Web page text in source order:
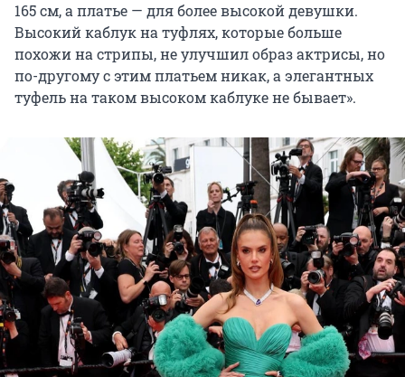
165 см, а платье — для более высокой девушки.
Высокий каблук на туфлях, которые больше
похожи на стрипы, не улучшил образ актрисы, но
по-другому с этим платьем никак, а элегантных
туфель на таком высоком каблуке не бывает».